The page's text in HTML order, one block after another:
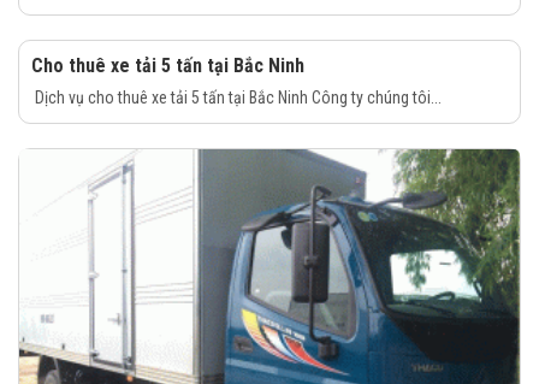
Cho thuê xe tải 5 tấn tại Bắc Ninh
Dịch vụ cho thuê xe tải 5 tấn tại Bắc Ninh Công ty chúng tôi...